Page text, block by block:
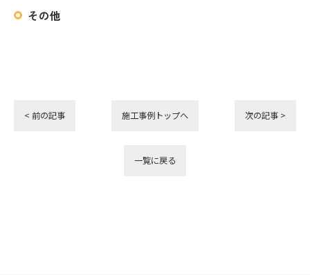
その他
< 前の記事 施工事例トップへ 次の記事 >
一覧に戻る